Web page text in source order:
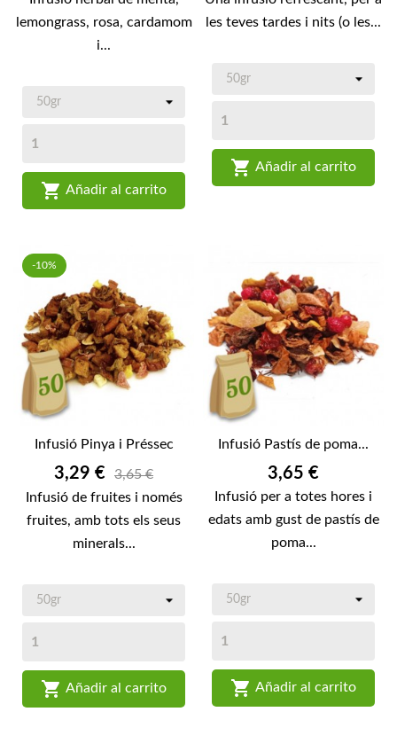
lemongrass, rosa, cardamom
i...
 Añadir al carrito
les teves tardes i nits (o les...
 Añadir al carrito
Infusió Pinya i Préssec
Preu
3,29 €
3,65 €
Infusió de fruites i només
fruites, amb tots els seus
minerals...
 Añadir al carrito
-10%
Infusió Pastís de poma...
Preu
3,65 €
Infusió per a totes hores i
edats amb gust de pastís de
poma...
 Añadir al carrito